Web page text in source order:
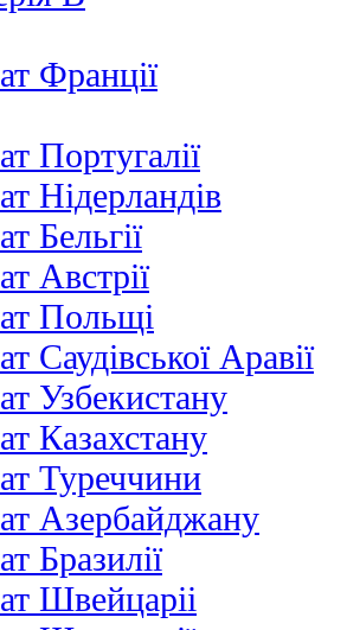
Франції
Португалії
Нідерландiв
Бельгії
Австрії
Польщі
Саудівської Аравії
Узбекистану
Казахстану
Туреччини
Азербайджану
Бразилії
Швейцаріі